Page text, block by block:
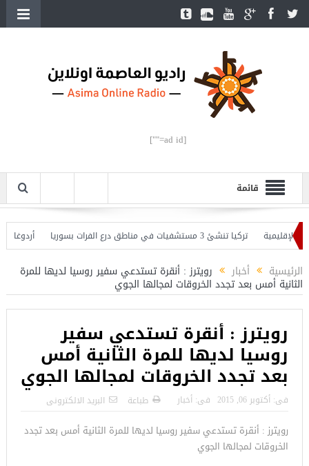
[ad id=""]
قائمة
تركيا تنشئ 3 مستشفيات في مناطق درع الفرات بسوريا
أردوغان
الرئيسية أخبار رويترز : أنقرة تستدعي سفير روسيا لديها للمرة
الثانية أمس بعد تجدد الخروقات لمجالها الجوي
رويترز : أنقرة تستدعي سفير
روسيا لديها للمرة الثانية أمس
بعد تجدد الخروقات لمجالها الجوي
فى: أكتوبر 06, 2015 فى: أخبار طباعة البريد الالكترونى
رويترز : أنقرة تستدعي سفير روسيا لديها للمرة الثانية أمس بعد تجدد
الخروقات لمجالها الجوي